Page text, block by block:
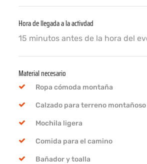
Hora de llegada a la activdad
15 minutos antes de la hora del
Material necesario
Ropa cómoda montaña
Calzado para terreno montañoso
Mochila ligera
Comida para el camino
Bañador y toalla